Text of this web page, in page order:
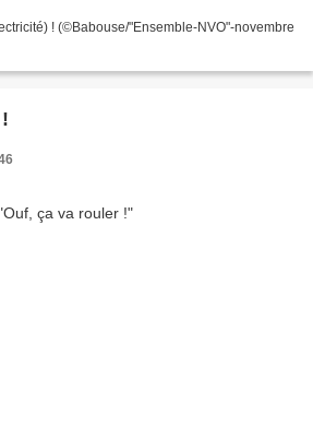
! (©Babouse/"Ensemble-NVO"-novembre